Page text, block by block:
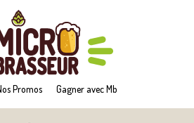
Promos Gagner avec Mb